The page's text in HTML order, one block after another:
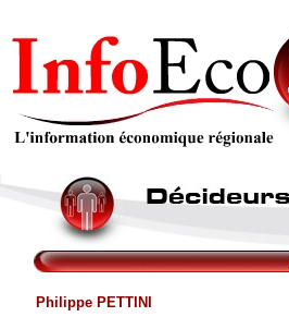
Philippe PETTINI